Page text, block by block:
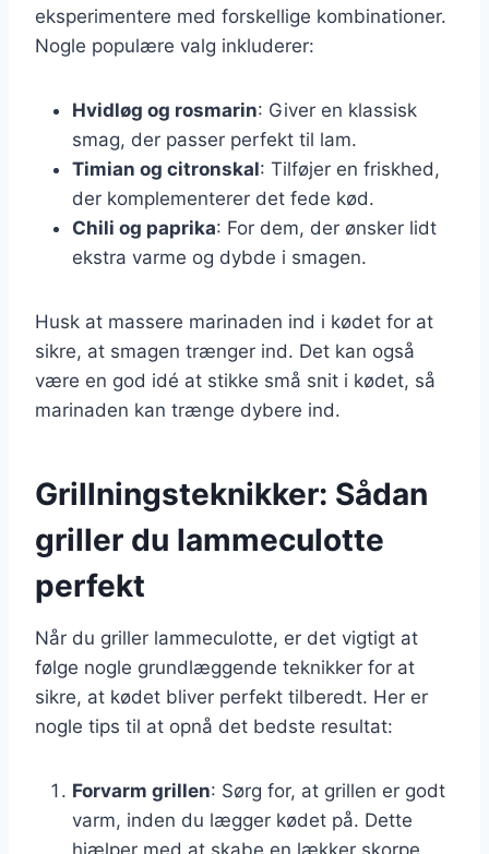
eksperimentere med forskellige kombinationer.
Nogle populære valg inkluderer:
Hvidløg og rosmarin: Giver en klassisk
smag, der passer perfekt til lam.
Timian og citronskal: Tilføjer en friskhed,
der komplementerer det fede kød.
Chili og paprika: For dem, der ønsker lidt
ekstra varme og dybde i smagen.
Husk at massere marinaden ind i kødet for at
sikre, at smagen trænger ind. Det kan også
være en god idé at stikke små snit i kødet, så
marinaden kan trænge dybere ind.
Grillningsteknikker: Sådan
griller du lammeculotte
perfekt
Når du griller lammeculotte, er det vigtigt at
følge nogle grundlæggende teknikker for at
sikre, at kødet bliver perfekt tilberedt. Her er
nogle tips til at opnå det bedste resultat:
Forvarm grillen: Sørg for, at grillen er godt
varm, inden du lægger kødet på. Dette
hjælper med at skabe en lækker skorpe.